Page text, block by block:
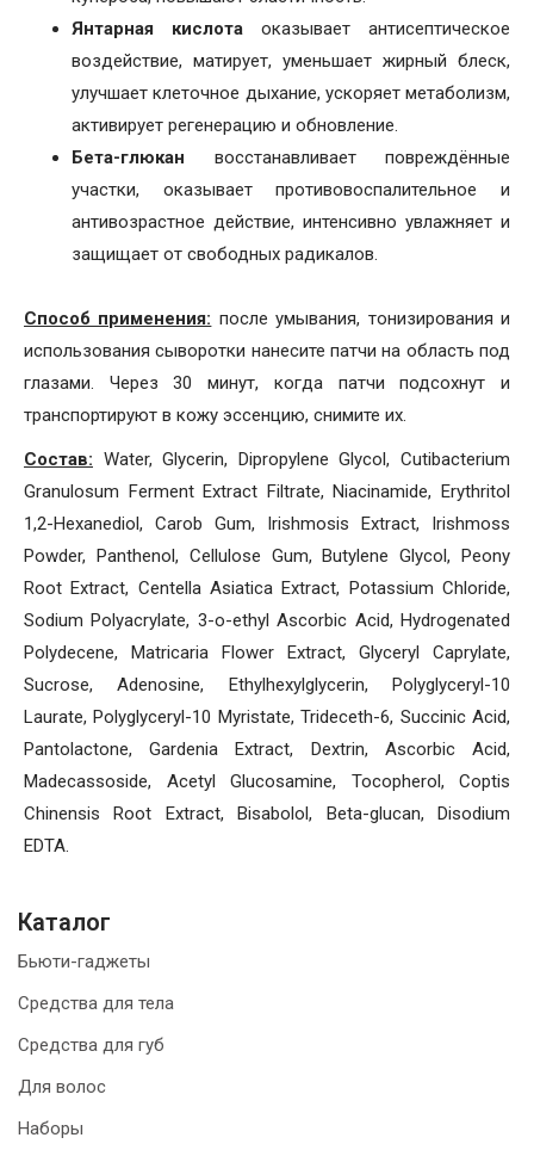
Янтарная кислота оказывает антисептическое
воздействие, матирует, уменьшает жирный блеск,
улучшает клеточное дыхание, ускоряет метаболизм,
активирует регенерацию и обновление.
Бета-глюкан восстанавливает повреждённые
участки, оказывает противовоспалительное и
антивозрастное действие, интенсивно увлажняет и
защищает от свободных радикалов.
Способ применения: после умывания, тонизирования и
использования сыворотки нанесите патчи на область под
глазами. Через 30 минут, когда патчи подсохнут и
транспортируют в кожу эссенцию, снимите их.
Состав: Water, Glycerin, Dipropylene Glycol, Cutibacterium
Granulosum Ferment Extract Filtrate, Niacinamide, Erythritol
1,2-Hexanediol, Carob Gum, Irishmosis Extract, Irishmoss
Powder, Panthenol, Cellulose Gum, Butylene Glycol, Peony
Root Extract, Centella Asiatica Extract, Potassium Chloride,
Sodium Polyacrylate, 3-o-ethyl Ascorbic Acid, Hydrogenated
Polydecene, Matricaria Flower Extract, Glyceryl Caprylate,
Sucrose, Adenosine, Ethylhexylglycerin, Polyglyceryl-10
Laurate, Polyglyceryl-10 Myristate, Trideceth-6, Succinic Acid,
Pantolactone, Gardenia Extract, Dextrin, Ascorbic Acid,
Madecassoside, Acetyl Glucosamine, Tocopherol, Coptis
Chinensis Root Extract, Bisabolol, Beta-glucan, Disodium
EDTA.
Каталог
Бьюти-гаджеты
Средства для тела
Средства для губ
Для волос
Наборы